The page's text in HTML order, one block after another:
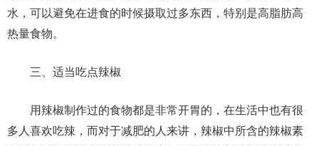
水，可以避免在进食的时候摄取过多东西，特别是高脂肪高
热量食物。
三、适当吃点辣椒
用辣椒制作过的食物都是非常开胃的，在生活中也有很
多人喜欢吃辣，而对于减肥的人来讲，辣椒中所含的辣椒素